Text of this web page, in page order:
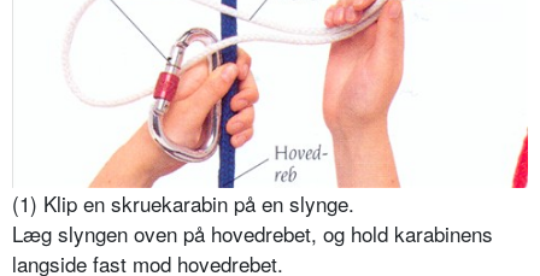
(1) Klip en skruekarabin på en slynge.
Læg slyngen oven på hovedrebet, og hold karabinens
langside fast mod hovedrebet.